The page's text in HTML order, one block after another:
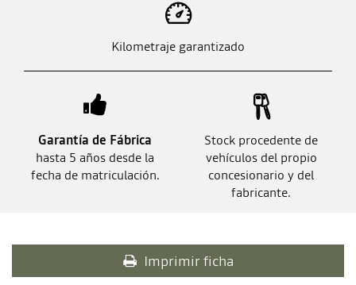
Kilometraje garantizado
Garantía de Fábrica
hasta 5 años desde la
fecha de matriculación.
Stock procedente de
vehículos del propio
concesionario y del
fabricante.
Imprimir ficha